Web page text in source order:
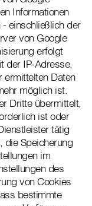
Informationen
einschließlich der
von Google
erfolgt
der IP-Adresse,
ermittelten Daten
möglich ist.
Dritte übermittelt,
ist oder
tätig
die Speicherung
im
des
von Cookies
bestimmte